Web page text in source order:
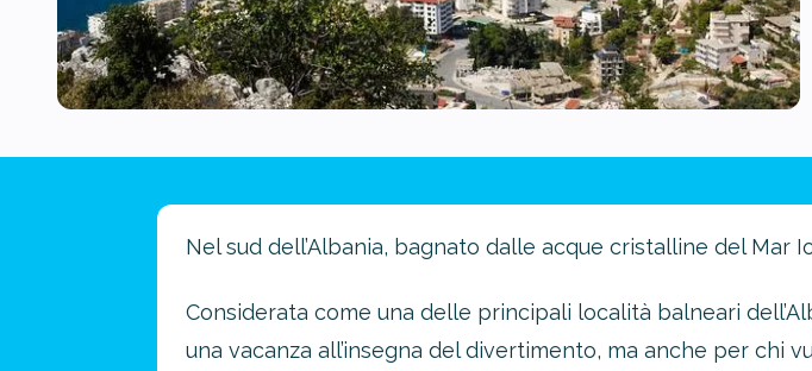
Nel sud dell’Albania, bagnato dalle acque cristalline del Mar
Considerata come una delle principali località balneari
una vacanza all’insegna del divertimento, ma anche per chi